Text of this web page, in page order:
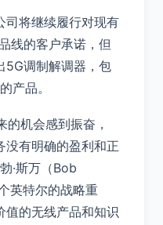
司将继续履行对现有
线的客户承诺，但
5G调制解调器，包
产品。
的机会感到振奋，
没有明确的盈利和正
·斯万（Bob
英特尔的战略重
值的无线产品和知识